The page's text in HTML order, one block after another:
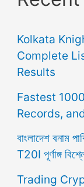
Kolkata
Complete
Results
Fastest
Records,
বাংলাদেশ বনাম
T20I পূর্ণাঙ্গ
Trading